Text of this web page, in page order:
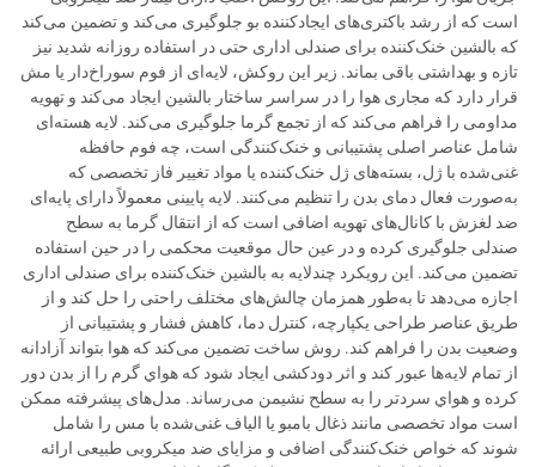
است که از رشد باکتری‌های ایجادکننده بو جلوگیری می‌کند و تضمین می‌کند
که بالشین خنک‌کننده برای صندلی اداری حتی در استفاده روزانه شدید نیز
تازه و بهداشتی باقی بماند. زیر این روکش، لایه‌ای از فوم سوراخ‌دار یا مش
قرار دارد که مجاری هوا را در سراسر ساختار بالشین ایجاد می‌کند و تهویه
مداومی را فراهم می‌کند که از تجمع گرما جلوگیری می‌کند. لایه هسته‌ای
شامل عناصر اصلی پشتیبانی و خنک‌کنندگی است، چه فوم حافظه
غنی‌شده با ژل، بسته‌های ژل خنک‌کننده یا مواد تغییر فاز تخصصی که
به‌صورت فعال دمای بدن را تنظیم می‌کنند. لایه پایینی معمولاً دارای پایه‌ای
ضد لغزش با کانال‌های تهویه اضافی است که از انتقال گرما به سطح
صندلی جلوگیری کرده و در عین حال موقعیت محکمی را در حین استفاده
تضمین می‌کند. این رویکرد چندلایه به بالشین خنک‌کننده برای صندلی اداری
اجازه می‌دهد تا به‌طور همزمان چالش‌های مختلف راحتی را حل کند و از
طریق عناصر طراحی یکپارچه، کنترل دما، کاهش فشار و پشتیبانی از
وضعیت بدن را فراهم کند. روش ساخت تضمین می‌کند که هوا بتواند آزادانه
از تمام لایه‌ها عبور کند و اثر دودکشی ایجاد شود که هواي گرم را از بدن دور
کرده و هواي سردتر را به سطح نشیمن می‌رساند. مدل‌های پیشرفته ممکن
است مواد تخصصی مانند ذغال بامبو یا الیاف غنی‌شده با مس را شامل
شوند که خواص خنک‌کنندگی اضافی و مزایای ضد میکروبی طبیعی ارائه